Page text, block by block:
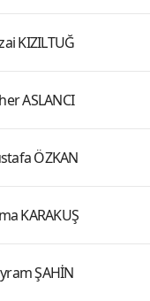
KIZILTUĞ
ASLANCI
ÖZKAN
KARAKUŞ
ŞAHİN